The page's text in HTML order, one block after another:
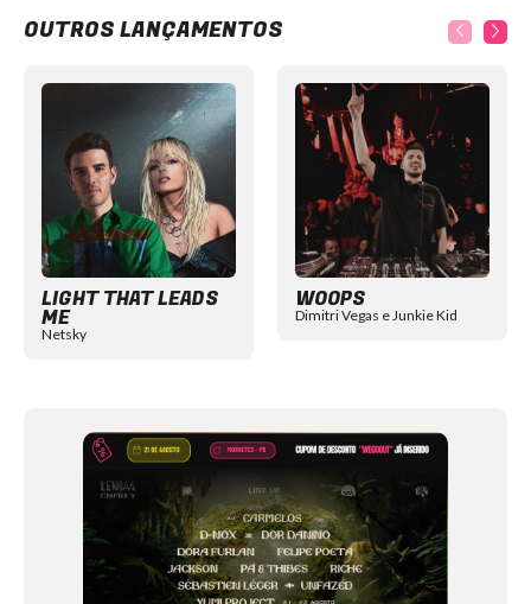
OUTROS LANÇAMENTOS
LIGHT THAT LEADS
ME
Netsky
WOOPS
Dimitri Vegas e Junkie Kid